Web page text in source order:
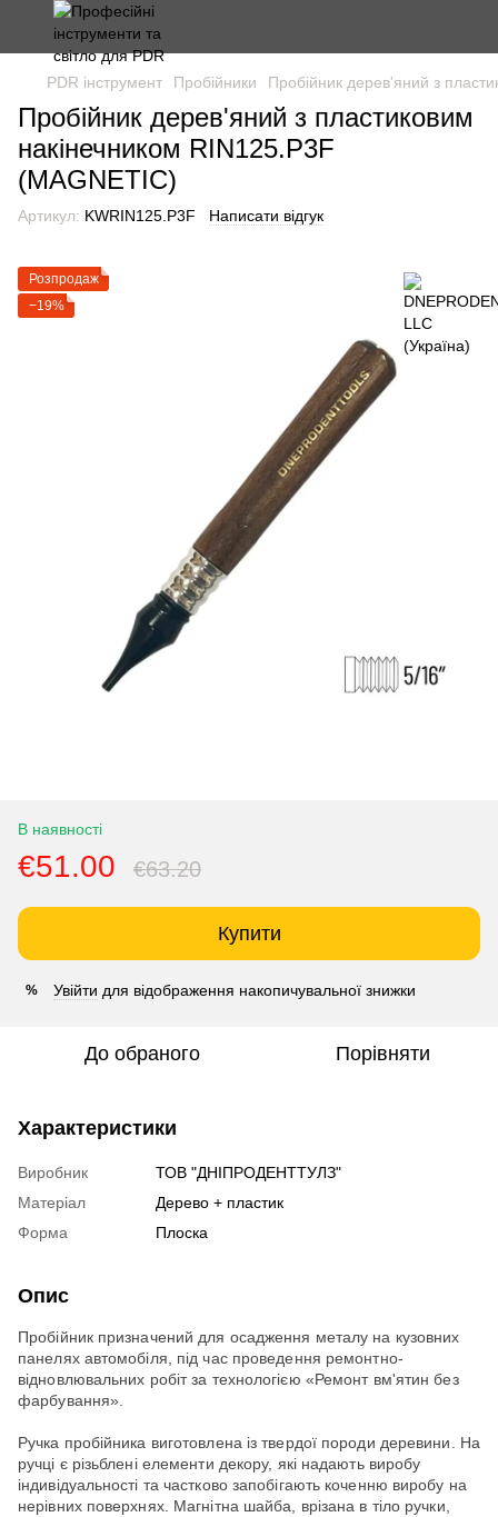
PDR інструмент Пробійники Пробійник дерев'яний з
Пробійник дерев'яний з пластиковим
накінечником RIN125.P3F
(MAGNETIC)
Артикул: KWRIN125.P3F Написати відгук
Розпродаж
−19%
В наявності
€51.00 €63.20
Купити
% Увійти для відображення накопичувальної знижки
До обраного Порівняти
Характеристики
Виробник
ТОВ "ДНІПРОДЕНТТУЛЗ"
Матеріал
Дерево + пластик
Форма
Плоска
Опис
Пробійник призначений для осадження металу на кузовних
панелях автомобіля, під час проведення ремонтно-
відновлювальних робіт за технологією «Ремонт вм'ятин без
фарбування».
Ручка пробійника виготовлена із твердої породи деревини. На
ручці є різьблені елементи декору, які надають виробу
індивідуальності та частково запобігають коченню виробу на
нерівних поверхнях. Магнітна шайба, врізана в тіло ручки,